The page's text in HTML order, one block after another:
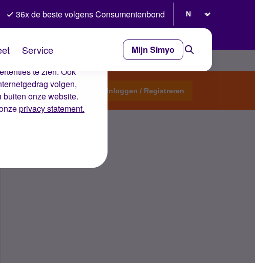
dat je ervaring op de
te zien. Ook
volgen,
onze website.
privacy statement.
36x de beste volgens Consumentenbond
Service Mijn Simyo
Start een topic Inloggen / Registreren